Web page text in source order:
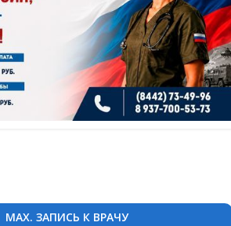
MAX. ЗАПИСЬ К ВРАЧУ